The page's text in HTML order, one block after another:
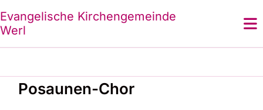
Evangelische Kirchengemeinde
Werl
Posaunen-Chor